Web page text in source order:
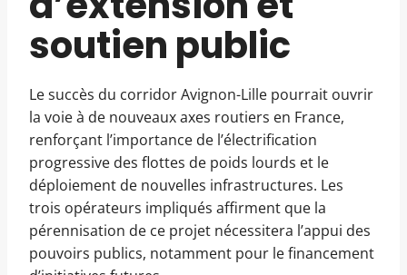
soutien public
Le succès du corridor Avignon-Lille pourrait ouvrir
la voie à de nouveaux axes routiers en France,
renforçant l’importance de l’électrification
progressive des flottes de poids lourds et le
déploiement de nouvelles infrastructures. Les
trois opérateurs impliqués affirment que la
pérennisation de ce projet nécessitera l’appui des
pouvoirs publics, notamment pour le financement